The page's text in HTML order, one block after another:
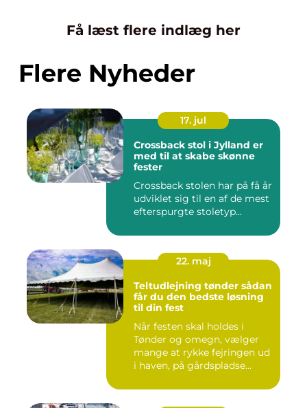
Få læst flere indlæg her
Flere Nyheder
17. jul
Crossback stol i Jylland er
med til at skabe skønne
fester
Crossback stolen har på få år
udviklet sig til en af de mest
efterspurgte stoletyp...
22. maj
Teltudlejning tønder sådan
får du den bedste løsning
til din fest
Når festen skal holdes i
Tønder og omegn, vælger
mange at rykke fejringen ud
i haven, på gårdspladse...